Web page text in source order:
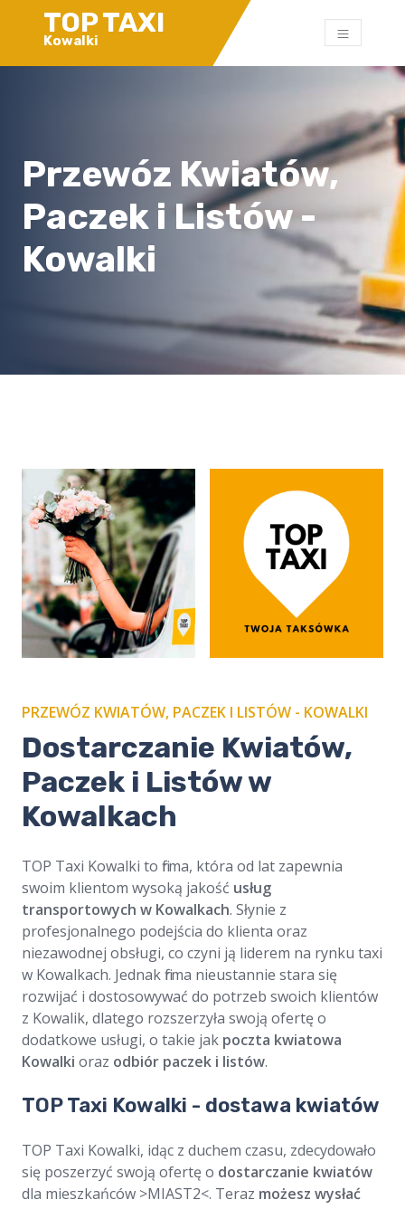
TOP TAXI
Kowalki
Przewóz Kwiatów,
Paczek i Listów -
Kowalki
PRZEWÓZ KWIATÓW, PACZEK I LISTÓW - KOWALKI
​Dostarczanie Kwiatów,
Paczek i Listów w
Kowalkach
TOP Taxi Kowalki to firma, która od lat zapewnia
swoim klientom wysoką jakość usług
transportowych w Kowalkach. Słynie z
profesjonalnego podejścia do klienta oraz
niezawodnej obsługi, co czyni ją liderem na rynku taxi
w Kowalkach. Jednak firma nieustannie stara się
rozwijać i dostosowywać do potrzeb swoich klientów
z Kowalik, dlatego rozszerzyła swoją ofertę o
dodatkowe usługi, o takie jak poczta kwiatowa
Kowalki oraz odbiór paczek i listów.
TOP Taxi Kowalki - dostawa kwiatów
TOP Taxi Kowalki, idąc z duchem czasu, zdecydowało
się poszerzyć swoją ofertę o dostarczanie kwiatów
dla mieszkańców >MIAST2<. Teraz możesz wysłać